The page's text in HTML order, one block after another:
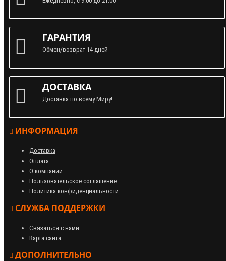
ГАРАНТИЯ
Обмен/возврат 14 дней
ДОСТАВКА
Доставка по всему Миру!
ИНФОРМАЦИЯ
Доставка
Оплата
О компании
Пользовательское соглашение
Политика конфиденциальности
СЛУЖБА ПОДДЕРЖКИ
Связаться с нами
Карта сайта
ДОПОЛНИТЕЛЬНО